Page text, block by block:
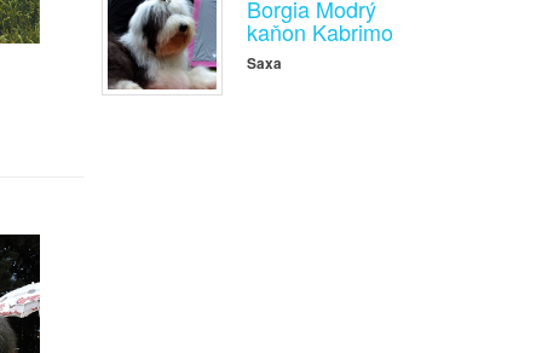
Borgia Modrý
kaňon Kabrimo
Saxa